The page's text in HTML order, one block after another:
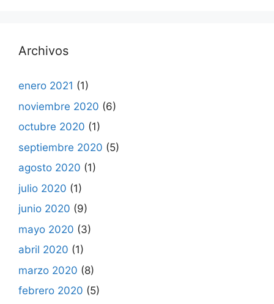
Archivos
enero 2021 (1)
noviembre 2020 (6)
octubre 2020 (1)
septiembre 2020 (5)
agosto 2020 (1)
julio 2020 (1)
junio 2020 (9)
mayo 2020 (3)
abril 2020 (1)
marzo 2020 (8)
febrero 2020 (5)